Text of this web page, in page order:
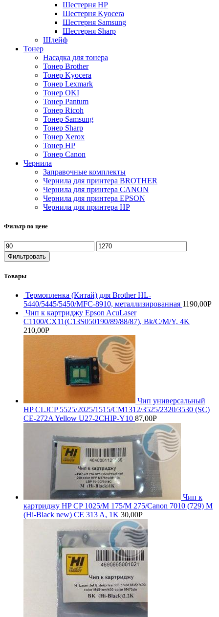
Шестерня HP
Шестерня Kyocera
Шестерня Samsung
Шестерня Sharp
Шлейф
Тонер
Насадка для тонера
Тонер Brother
Тонер Kyocera
Тонер Lexmark
Тонер OKI
Тонер Pantum
Тонер Ricoh
Тонер Samsung
Тонер Sharp
Тонер Xerox
Тонер НР
Тонер Саnon
Чернила
Заправочные комплекты
Чернила для принтера BROTHER
Чернила для принтера CANON
Чернила для принтера EPSON
Чернила для принтера HP
Фильтр по цене
Минимальная
цена
Максимальная
цена
Фильтровать
Товары
Термопленка (Китай) для Brother HL-
5440/5445/5450/MFC-8910, металлизированная 1190,00Р
Чип к картриджу Epson AcuLaser
C1100/CX11(C13S050190/89/88/87), Bk/C/M/Y, 4K
210,00Р
Чип универсальный
HP CLJCP 5525/2025/1515/CM1312/3525/2320/3530 (SC)
CE-272A Yellow U27-2CHIP-Y10 87,00Р
Чип к
картриджу HP CP 1025/M 175/M 275/Canon 7010 (729) M
(Hi-Black new) CE 313 A, 1K 30,00Р